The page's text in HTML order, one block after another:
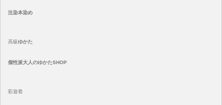
注染本染め
高級ゆかた
個性派大人のゆかたSHOP
彩遊着